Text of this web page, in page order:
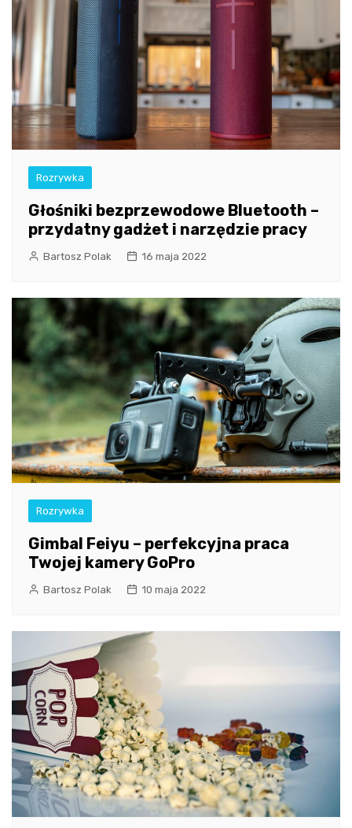
Rozrywka
Głośniki bezprzewodowe Bluetooth –
przydatny gadżet i narzędzie pracy
Bartosz Polak 16 maja 2022
Rozrywka
Gimbal Feiyu – perfekcyjna praca
Twojej kamery GoPro
Bartosz Polak 10 maja 2022